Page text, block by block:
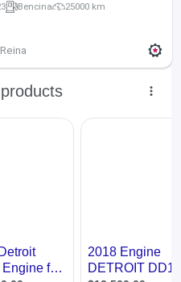
Bencina 25000 km